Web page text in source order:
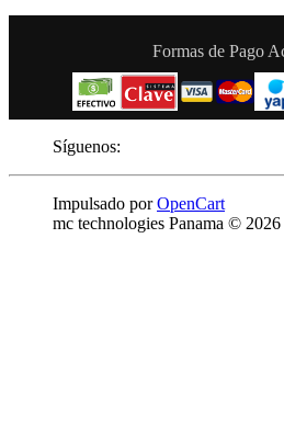
Formas de Pago
Síguenos:
Impulsado porOpenCart
mc technologies Panama © 2026